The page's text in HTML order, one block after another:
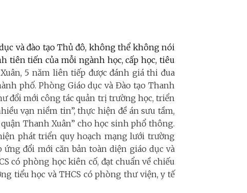
và đào tạo Thủ đô, không thể không nói
tiên tiến của mỗi ngành học, cấp học, tiêu
5 năm liên tiếp được đánh giá thi đua
phố. Phòng Giáo dục và Đào tạo Thanh
đổi mới công tác quản trị trường học, triển
vạn niềm tin”, thực hiện đề án sưu tầm,
Thanh Xuân” cho học sinh phổ thông.
phát triển quy hoạch mạng lưới trường
đổi mới căn bản toàn diện giáo dục và
có phòng học kiên cố, đạt chuẩn về chiếu
tiểu học và THCS có phòng thư viện, y tế